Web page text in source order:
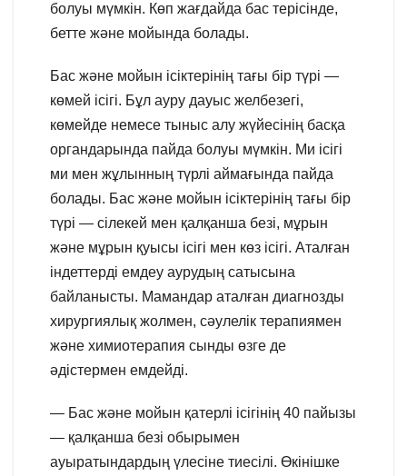
болуы мүмкін. Көп жағдайда бас терісінде,
бетте және мойында болады.
Бас және мойын ісіктерінің тағы бір түрі —
көмей ісігі. Бұл ауру дауыс желбезегі,
көмейде немесе тыныс алу жүйесінің басқа
органдарында пайда болуы мүмкін. Ми ісігі
ми мен жұлынның түрлі аймағында пайда
болады. Бас және мойын ісіктерінің тағы бір
түрі — сілекей мен қалқанша безі, мұрын
және мұрын қуысы ісігі мен көз ісігі. Аталған
індеттерді емдеу аурудың сатысына
байланысты. Мамандар аталған диагнозды
хирургиялық жолмен, сәулелік терапиямен
және химиотерапия сынды өзге де
әдістермен емдейді.
— Бас және мойын қатерлі ісігінің 40 пайызы
— қалқанша безі обырымен
ауыратындардың үлесіне тиесілі. Өкінішке